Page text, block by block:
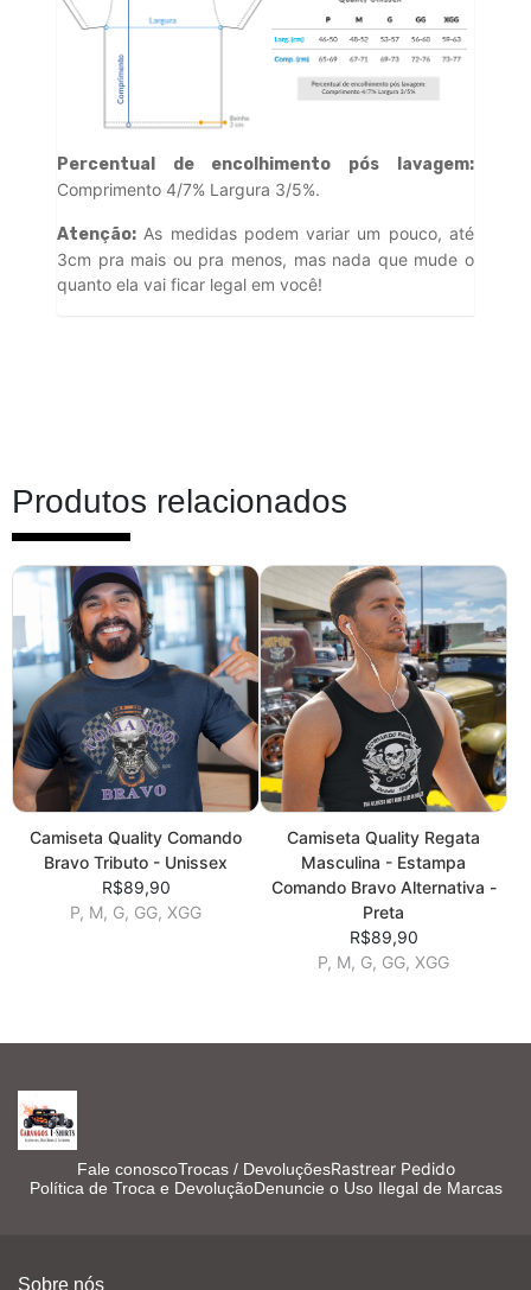
Percentual de encolhimento pós lavagem:
Comprimento 4/7% Largura 3/5%.
Atenção: As medidas podem variar um pouco, até
3cm pra mais ou pra menos, mas nada que mude o
quanto ela vai ficar legal em você!
Produtos relacionados
Camiseta Quality Comando
Bravo Tributo - Unissex
R$89,90
P, M, G, GG, XGG
Camiseta Quality Regata
Masculina - Estampa
Comando Bravo Alternativa -
Preta
R$89,90
P, M, G, GG, XGG
Fale conoscoTrocas / DevoluçõesRastrear Pedido
Política de Troca e DevoluçãoDenuncie o Uso Ilegal de Marcas
Sobre nós